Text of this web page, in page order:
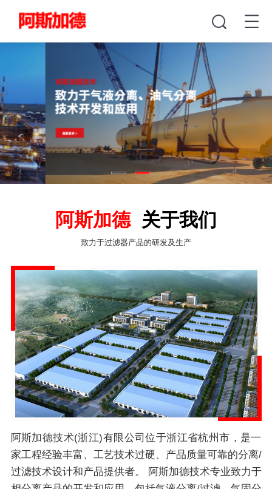
阿斯加德 关于我们
致力于过滤器产品的研发及生产
阿斯加德技术(浙江)有限公司位于浙江省杭州市，是一
家工程经验丰富、工艺技术过硬、产品质量可靠的分离/
过滤技术设计和产品提供者。 阿斯加德技术专业致力于